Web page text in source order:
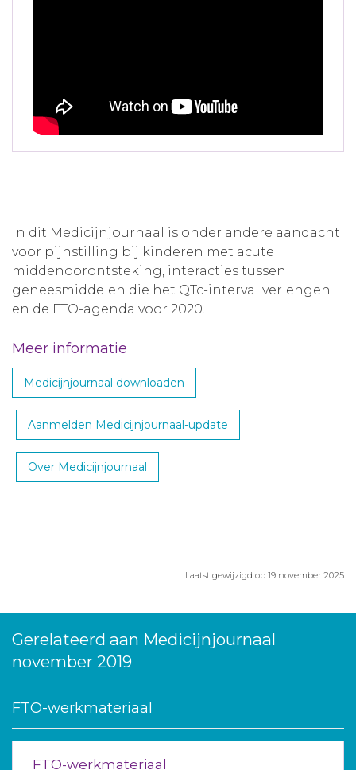
In dit Medicijnjournaal is onder andere aandacht
voor pijnstilling bij kinderen met acute
middenoorontsteking, interacties tussen
geneesmiddelen die het QTc-interval verlengen
en de FTO-agenda voor 2020.
Meer informatie
Medicijnjournaal downloaden
Aanmelden Medicijnjournaal-update
Over Medicijnjournaal
Laatst gewijzigd op 19 november 2025
Gerelateerd aan Medicijnjournaal
november 2019
FTO-werkmateriaal
FTO-werkmateriaal